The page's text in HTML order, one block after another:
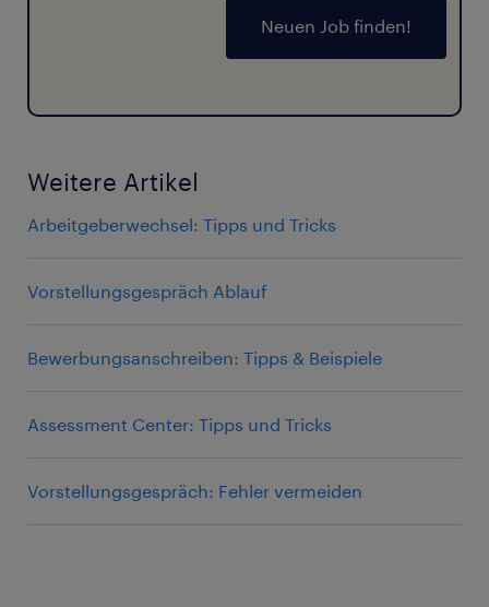
Neuen Job finden!
Weitere Artikel
Arbeitgeberwechsel: Tipps und Tricks
Vorstellungsgespräch Ablauf
Bewerbungsanschreiben: Tipps & Beispiele
Assessment Center: Tipps und Tricks
Vorstellungsgespräch: Fehler vermeiden